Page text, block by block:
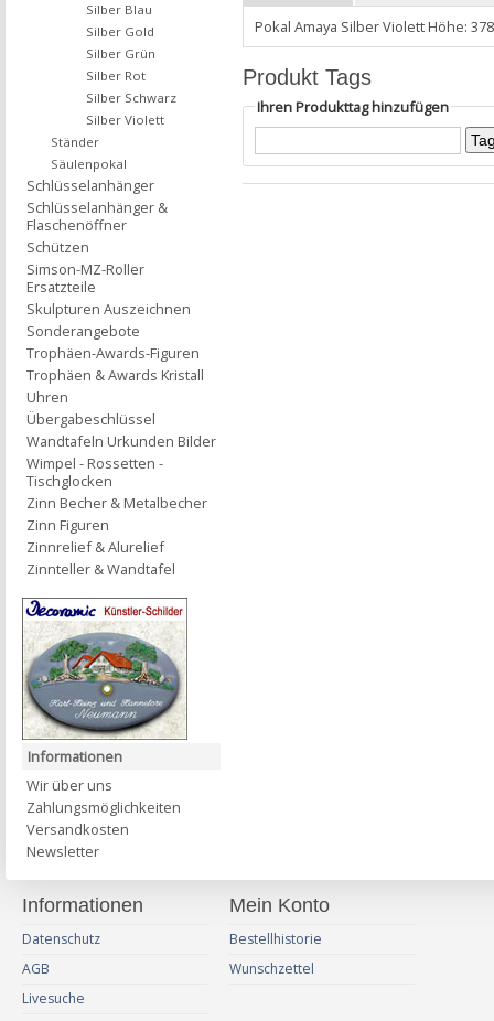
Pokal Amaya Silber Violett Höhe:
Produkt Tags
Ihren Produkttag hinzufügen
Silber Blau
Silber Gold
Silber Grün
Silber Rot
Silber Schwarz
Silber Violett
Ständer
Säulenpokal
Schlüsselanhänger
Schlüsselanhänger &
Flaschenöffner
Schützen
Simson-MZ-Roller
Ersatzteile
Skulpturen Auszeichnen
Sonderangebote
Trophäen-Awards-Figuren
Trophäen & Awards Kristall
Uhren
Übergabeschlüssel
Wandtafeln Urkunden Bilder
Wimpel - Rossetten -
Tischglocken
Zinn Becher & Metalbecher
Zinn Figuren
Zinnrelief & Alurelief
Zinnteller & Wandtafel
Informationen
Wir über uns
Zahlungsmöglichkeiten
Versandkosten
Newsletter
Informationen
Datenschutz
AGB
Livesuche
Mein Konto
Bestellhistorie
Wunschzettel